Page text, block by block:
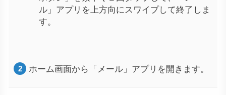
ル」アプリを上方向にスワイプして終了しま
す。
ホーム画面から「メール」アプリを開きます。